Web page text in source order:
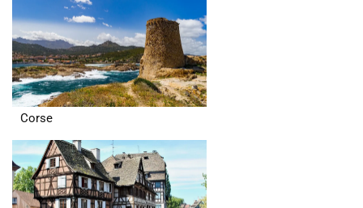
Corse